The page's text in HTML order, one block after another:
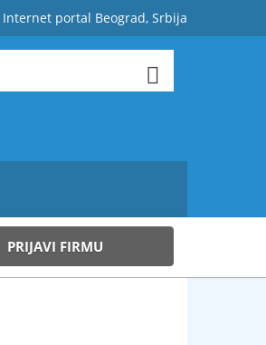
portal Beograd, Srbija
PRIJAVI FIRMU